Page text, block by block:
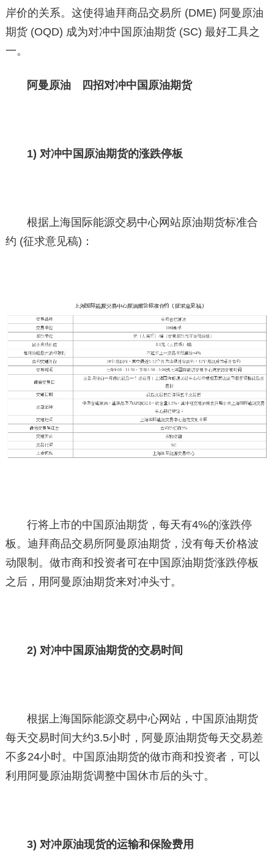
岸价的关系。这使得迪拜商品交易所 (DME) 阿曼原油
期货 (OQD) 成为对冲中国原油期货 (SC) 最好工具之
一。
阿曼原油 四招对冲中国原油期货
1) 对冲中国原油期货的涨跌停板
根据上海国际能源交易中心网站原油期货标准合
约 (征求意见稿)：
行将上市的中国原油期货，每天有4%的涨跌停
板。迪拜商品交易所阿曼原油期货，没有每天价格波
动限制。做市商和投资者可在中国原油期货涨跌停板
之后，用阿曼原油期货来对冲头寸。
2) 对冲中国原油期货的交易时间
根据上海国际能源交易中心网站，中国原油期货
每天交易时间大约3.5小时，阿曼原油期货每天交易差
不多24小时。中国原油期货的做市商和投资者，可以
利用阿曼原油期货调整中国休市后的头寸。
3) 对冲原油现货的运输和保险费用